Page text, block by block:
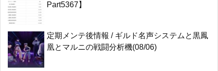
Part5367】
定期メンテ後情報 / ギルド名声システムと黒鳳
凰とマルニの戦闘分析機(08/06)